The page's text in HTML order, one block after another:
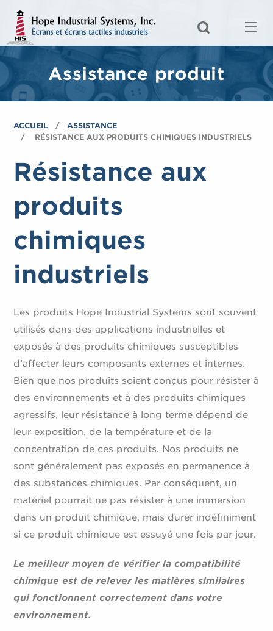
Assistance produit
ACCUEIL
ASSISTANCE
RÉSISTANCE AUX PRODUITS CHIMIQUES INDUSTRIELS
Résistance aux
produits
chimiques
industriels
Les produits Hope Industrial Systems sont souvent
utilisés dans des applications industrielles et
exposés à des produits chimiques susceptibles
d’affecter leurs composants externes et internes.
Bien que nos produits soient conçus pour résister à
des environnements et à des produits chimiques
agressifs, leur résistance à long terme dépend de
leur exposition, de la température et de la
concentration de ces produits. Nos produits ne
sont généralement pas exposés en permanence à
des substances chimiques. Par conséquent, un
matériel pourrait ne pas résister à une immersion
dans un produit chimique, mais durer indéfiniment
si ce produit chimique est essuyé une fois par jour.
Le meilleur moyen de vérifier la compatibilité
chimique est de relever les matières similaires
qui fonctionnent correctement dans votre
environnement.